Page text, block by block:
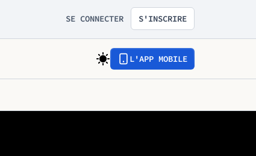
SE CONNECTER S'INSCRIRE
L'APP MOBILE